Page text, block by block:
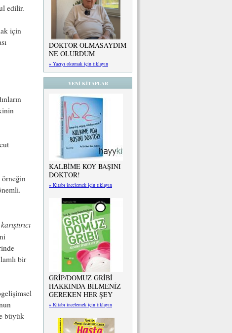
edilir.
için
örneğin
karıştırıcı
bir
büyük
DOKTOR OLMASAYDIM
NE OLURDUM
» Yazıyı okumak için tıklayın
YENİ KİTAPLAR
KALBİME KOY BAŞINI
DOKTOR!
» Kitabı incelemek için tıklayın
GRİP/DOMUZ GRİBİ
HAKKINDA BİLMENİZ
GEREKEN HER ŞEY
» Kitabı incelemek için tıklayın